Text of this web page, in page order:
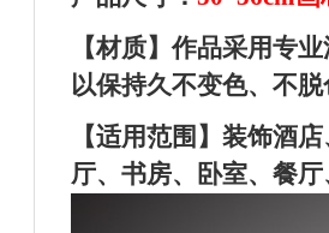
【材质】作品采用专
以保持久不变色、不
【适用范围】装饰酒
厅、书房、卧室、餐